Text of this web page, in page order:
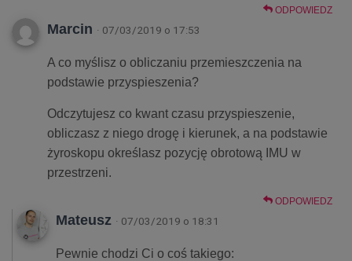
ODPOWIEDZ
Marcin · 07/03/2019 o 17:53
A co myślisz o obliczaniu przemieszczenia na
podstawie przyspieszenia?
Odczytujesz co kwant czasu przyspieszenie,
obliczasz z niego drogę i kierunek, a na podstawie
żyroskopu określasz pozycję obrotową IMU w
przestrzeni.
ODPOWIEDZ
Mateusz · 07/03/2019 o 18:31
Pewnie chodzi Ci o coś takiego: